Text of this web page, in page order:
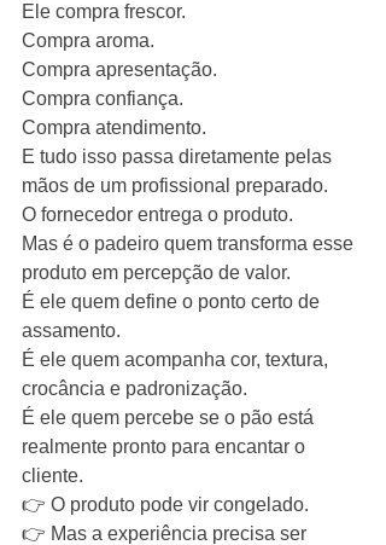
Ele compra frescor.
Compra aroma.
Compra apresentação.
Compra confiança.
Compra atendimento.
E tudo isso passa diretamente pelas
mãos de um profissional preparado.
O fornecedor entrega o produto.
Mas é o padeiro quem transforma esse
produto em percepção de valor.
É ele quem define o ponto certo de
assamento.
É ele quem acompanha cor, textura,
crocância e padronização.
É ele quem percebe se o pão está
realmente pronto para encantar o
cliente.
👉 O produto pode vir congelado.
👉 Mas a experiência precisa ser